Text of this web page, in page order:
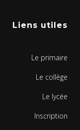
Liens utiles
Le primaire
Le collège
Le lycée
Inscription